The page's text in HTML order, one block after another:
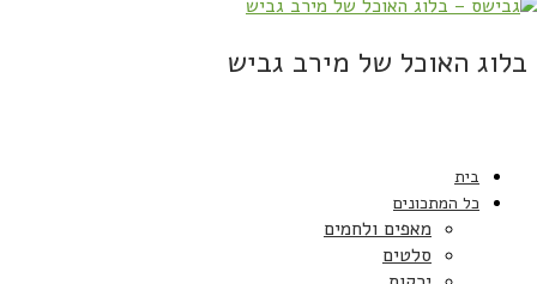
בלוג האוכל של מירב גביש
בית
כל המתכונים
מאפים ולחמים
סלטים